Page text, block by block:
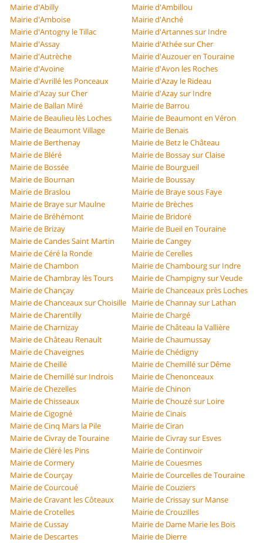
Mairie d'Abilly
Mairie d'Ambillou
Mairie d'Amboise
Mairie d'Anché
Mairie d'Antogny le Tillac
Mairie d'Artannes sur Indre
Mairie d'Assay
Mairie d'Athée sur Cher
Mairie d'Autrèche
Mairie d'Auzouer en Touraine
Mairie d'Avoine
Mairie d'Avon les Roches
Mairie d'Avrillé les Ponceaux
Mairie d'Azay le Rideau
Mairie d'Azay sur Cher
Mairie d'Azay sur Indre
Mairie de Ballan Miré
Mairie de Barrou
Mairie de Beaulieu lès Loches
Mairie de Beaumont en Véron
Mairie de Beaumont Village
Mairie de Benais
Mairie de Berthenay
Mairie de Betz le Château
Mairie de Bléré
Mairie de Bossay sur Claise
Mairie de Bossée
Mairie de Bourgueil
Mairie de Bournan
Mairie de Boussay
Mairie de Braslou
Mairie de Braye sous Faye
Mairie de Braye sur Maulne
Mairie de Brèches
Mairie de Bréhémont
Mairie de Bridoré
Mairie de Brizay
Mairie de Bueil en Touraine
Mairie de Candes Saint Martin
Mairie de Cangey
Mairie de Céré la Ronde
Mairie de Cerelles
Mairie de Chambon
Mairie de Chambourg sur Indre
Mairie de Chambray lès Tours
Mairie de Champigny sur Veude
Mairie de Chançay
Mairie de Chanceaux près Loches
Mairie de Chanceaux sur Choisille Mairie de Channay sur Lathan
Mairie de Charentilly
Mairie de Chargé
Mairie de Charnizay
Mairie de Château la Vallière
Mairie de Château Renault
Mairie de Chaumussay
Mairie de Chaveignes
Mairie de Chédigny
Mairie de Cheillé
Mairie de Chemillé sur Dême
Mairie de Chemillé sur Indrois
Mairie de Chenonceaux
Mairie de Chezelles
Mairie de Chinon
Mairie de Chisseaux
Mairie de Chouzé sur Loire
Mairie de Cigogné
Mairie de Cinais
Mairie de Cinq Mars la Pile
Mairie de Ciran
Mairie de Civray de Touraine
Mairie de Civray sur Esves
Mairie de Cléré les Pins
Mairie de Continvoir
Mairie de Cormery
Mairie de Couesmes
Mairie de Courçay
Mairie de Courcelles de Touraine
Mairie de Courcoué
Mairie de Couziers
Mairie de Cravant les Côteaux
Mairie de Crissay sur Manse
Mairie de Crotelles
Mairie de Crouzilles
Mairie de Cussay
Mairie de Dame Marie les Bois
Mairie de Descartes
Mairie de Dierre